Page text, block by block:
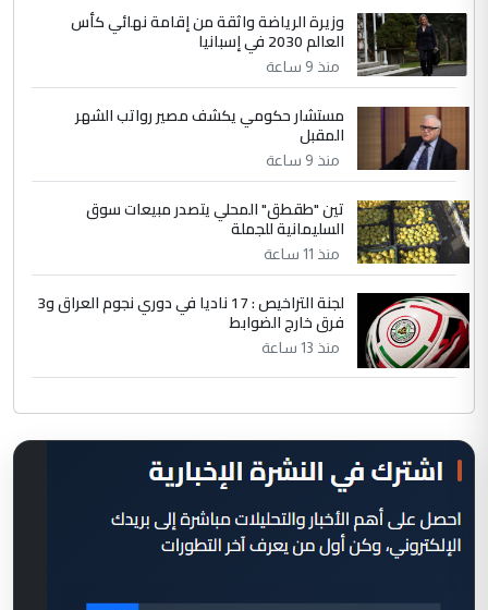
وزيرة الرياضة واثقة من إقامة نهائي كأس
العالم 2030 في إسبانيا
منذ 9 ساعة
مستشار حكومي يكشف مصير رواتب الشهر
المقبل
منذ 9 ساعة
تين "طقطق" المحلي يتصدر مبيعات سوق
السليمانية للجملة
منذ 11 ساعة
لجنة التراخيص : 17 ناديا في دوري نجوم العراق و3
فرق خارج الضوابط
منذ 13 ساعة